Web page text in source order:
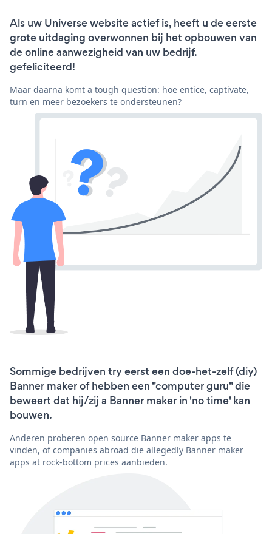
Als uw Universe website actief is, heeft u de eerste
grote uitdaging overwonnen bij het opbouwen van
de online aanwezigheid van uw bedrijf.
gefeliciteerd!
Maar daarna komt a tough question: hoe entice, captivate,
turn en meer bezoekers te ondersteunen?
Sommige bedrijven try eerst een doe-het-zelf (diy)
Banner maker of hebben een "computer guru" die
beweert dat hij/zij a Banner maker in 'no time' kan
bouwen.
Anderen proberen open source Banner maker apps te
vinden, of companies abroad die allegedly Banner maker
apps at rock-bottom prices aanbieden.